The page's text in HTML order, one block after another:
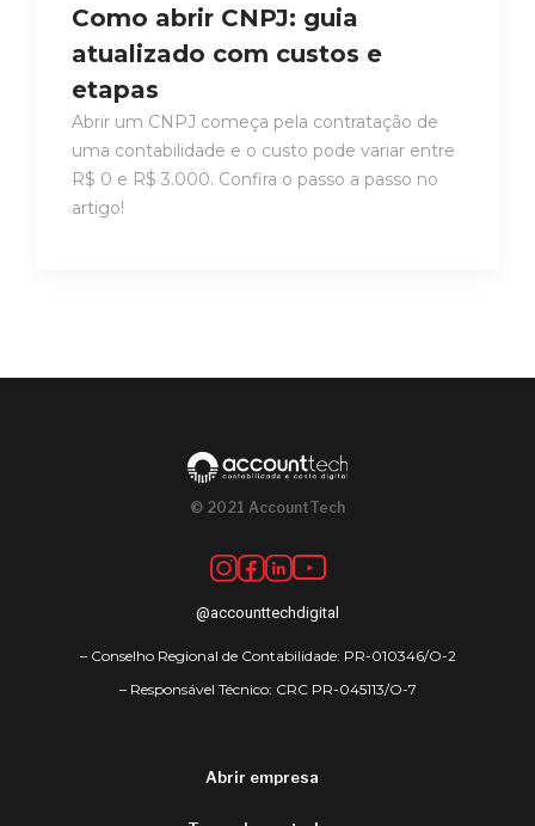
Como abrir CNPJ: guia
atualizado com custos e
etapas
Abrir um CNPJ começa pela contratação de
uma contabilidade e o custo pode variar entre
R$ 0 e R$ 3.000. Confira o passo a passo no
artigo!
© 2021 AccountTech
@accounttechdigital
– Conselho Regional de Contabilidade: PR-010346/O-2
– Responsável Técnico: CRC PR-045113/O-7
Abrir empresa